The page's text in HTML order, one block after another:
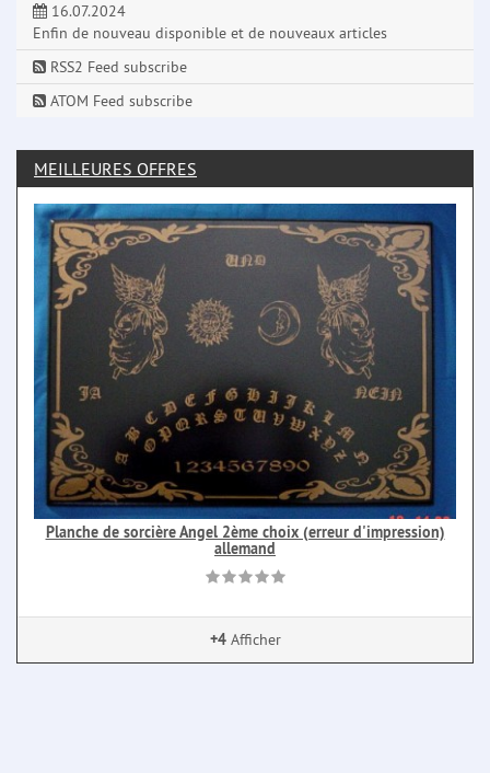
16.07.2024
Enfin de nouveau disponible et de nouveaux articles
RSS2 Feed subscribe
ATOM Feed subscribe
MEILLEURES OFFRES
Planche de sorcière Angel 2ème choix (erreur d'impression)
allemand
+4Afficher